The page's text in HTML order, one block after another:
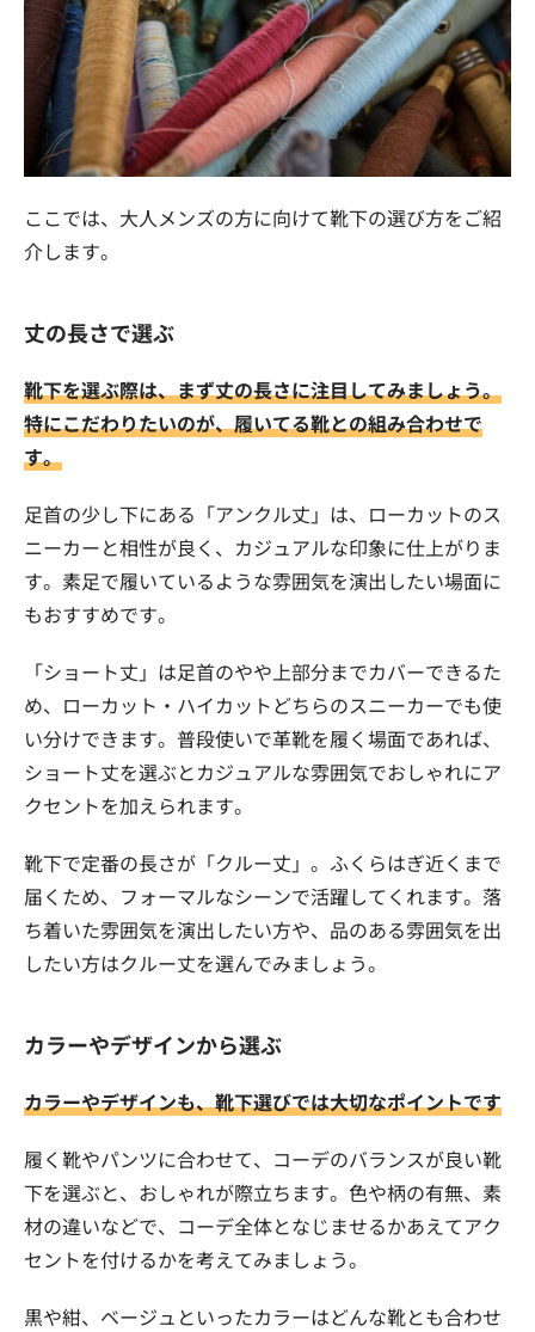
ここでは、大人メンズの方に向けて靴下の選び方をご紹
介します。
丈の長さで選ぶ
靴下を選ぶ際は、まず丈の長さに注目してみましょう。
特にこだわりたいのが、履いてる靴との組み合わせで
す。
足首の少し下にある「アンクル丈」は、ローカットのス
ニーカーと相性が良く、カジュアルな印象に仕上がりま
す。素足で履いているような雰囲気を演出したい場面に
もおすすめです。
「ショート丈」は足首のやや上部分までカバーできるた
め、ローカット・ハイカットどちらのスニーカーでも使
い分けできます。普段使いで革靴を履く場面であれば、
ショート丈を選ぶとカジュアルな雰囲気でおしゃれにア
クセントを加えられます。
靴下で定番の長さが「クルー丈」。ふくらはぎ近くまで
届くため、フォーマルなシーンで活躍してくれます。落
ち着いた雰囲気を演出したい方や、品のある雰囲気を出
したい方はクルー丈を選んでみましょう。
カラーやデザインから選ぶ
カラーやデザインも、靴下選びでは大切なポイントです
履く靴やパンツに合わせて、コーデのバランスが良い靴
下を選ぶと、おしゃれが際立ちます。色や柄の有無、素
材の違いなどで、コーデ全体となじませるかあえてアク
セントを付けるかを考えてみましょう。
黒や紺、ベージュといったカラーはどんな靴とも合わせ